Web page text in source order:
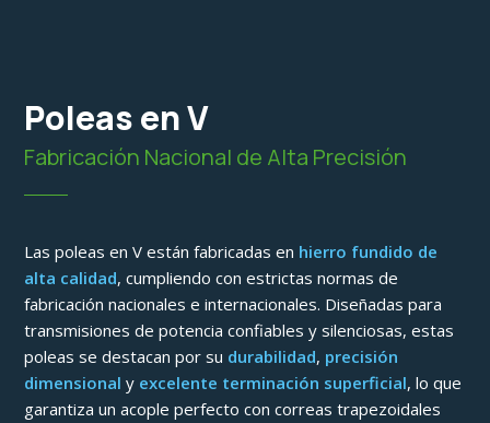
Poleas en V
Fabricación Nacional de Alta Precisión
Las poleas en V están fabricadas en hierro fundido de
alta calidad, cumpliendo con estrictas normas de
fabricación nacionales e internacionales. Diseñadas para
transmisiones de potencia confiables y silenciosas, estas
poleas se destacan por su durabilidad, precisión
dimensional y excelente terminación superficial, lo que
garantiza un acople perfecto con correas trapezoidales